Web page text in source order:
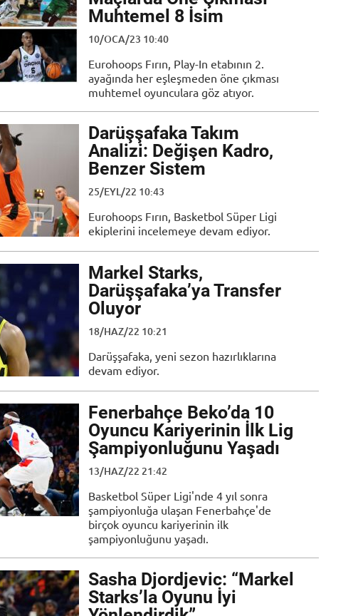
Muhtemel 8 İsim
10/OCA/23 10:40
Eurohoops Fırın, Play-In etabının 2.
ayağında her eşleşmeden öne çıkması
muhtemel oyunculara göz atıyor.
Darüşşafaka Takım
Analizi: Değişen Kadro,
Benzer Sistem
25/EYL/22 10:43
Eurohoops Fırın, Basketbol Süper Ligi
ekiplerini incelemeye devam ediyor.
Markel Starks,
Darüşşafaka’ya Transfer
Oluyor
18/HAZ/22 10:21
Darüşşafaka, yeni sezon hazırlıklarına
devam ediyor.
Fenerbahçe Beko’da 10
Oyuncu Kariyerinin İlk Lig
Şampiyonluğunu Yaşadı
13/HAZ/22 21:42
Basketbol Süper Ligi'nde 4 yıl sonra
şampiyonluğa ulaşan Fenerbahçe'de
birçok oyuncu kariyerinin ilk
şampiyonluğunu yaşadı.
Sasha Djordjevic: “Markel
Starks’la Oyunu İyi